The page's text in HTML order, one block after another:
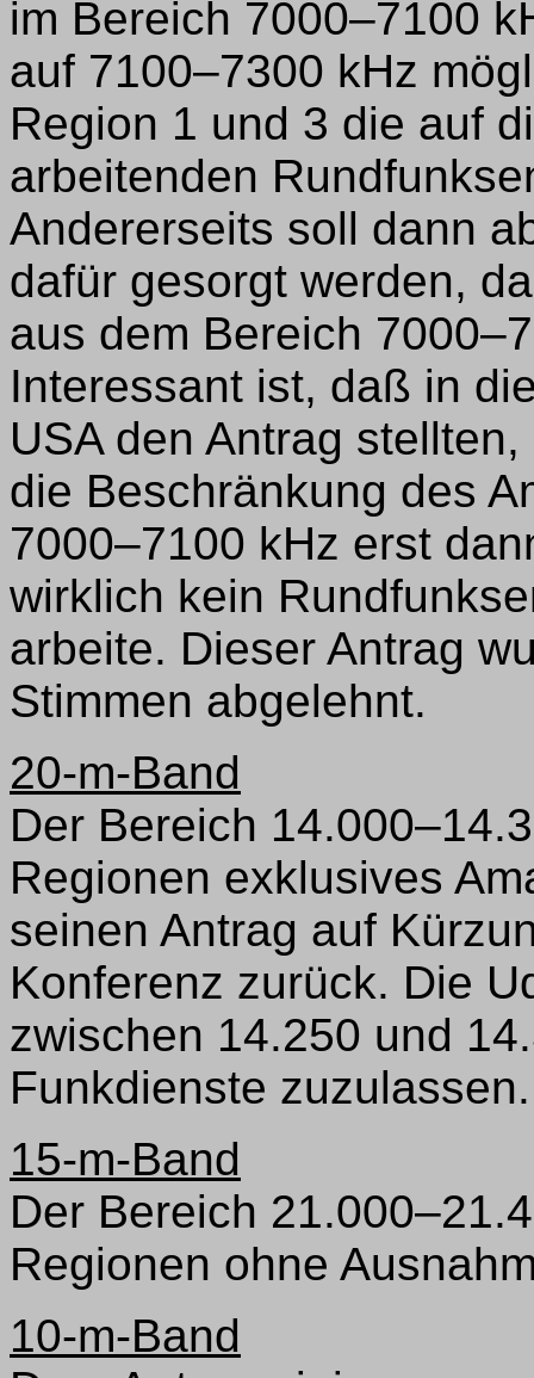
im Bereich 7000–7100
auf 7100–7300 kHz
Region 1 und 3 die auf
arbeitenden
Andererseits soll dann
dafür gesorgt werden,
aus dem Bereich
Interessant ist, daß in
USA den Antrag
die Beschränkung des
7000–7100 kHz erst
wirklich kein
arbeite. Dieser Antrag
Stimmen abgelehnt.
20-m-Band
Der Bereich
Regionen exklusives
seinen Antrag auf
Konferenz zurück. Die
zwischen 14.250 und
Funkdienste zuzulassen.
15-m-Band
Der Bereich
Regionen ohne
10-m-Band